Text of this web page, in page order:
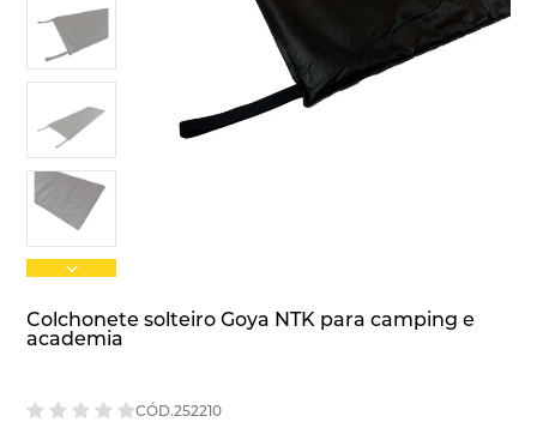
Colchonete solteiro Goya NTK para camping e
academia
CÓD.252210